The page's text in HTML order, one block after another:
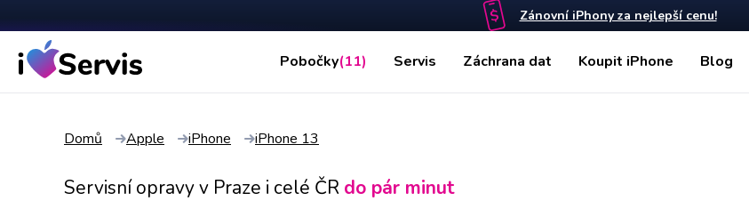
Zánovní iPhony za nejlepší cenu!
Pobočky(11) Servis Záchrana dat Koupit iPhone Blog
Domů Apple iPhone iPhone 13
Servisní opravy v Praze i celé ČR do pár minut